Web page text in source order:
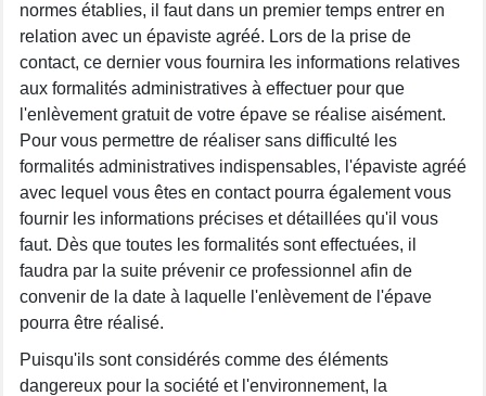
normes établies, il faut dans un premier temps entrer en
relation avec un épaviste agréé. Lors de la prise de
contact, ce dernier vous fournira les informations relatives
aux formalités administratives à effectuer pour que
l'enlèvement gratuit de votre épave se réalise aisément.
Pour vous permettre de réaliser sans difficulté les
formalités administratives indispensables, l'épaviste agréé
avec lequel vous êtes en contact pourra également vous
fournir les informations précises et détaillées qu'il vous
faut. Dès que toutes les formalités sont effectuées, il
faudra par la suite prévenir ce professionnel afin de
convenir de la date à laquelle l'enlèvement de l'épave
pourra être réalisé.
Puisqu'ils sont considérés comme des éléments
dangereux pour la société et l'environnement, la